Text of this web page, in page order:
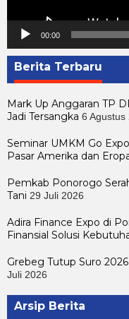
00:00
Berita Terbaru
Mark Up Anggaran TP
Jadi Tersangka 6 Agustus
Seminar UMKM Go
Pasar Amerika dan
Pemkab Ponorogo
Tani 29 Juli 2026
Adira Finance Expo di
Finansial Solusi
Grebeg Tutup Suro
Juli 2026
Arsip Berita